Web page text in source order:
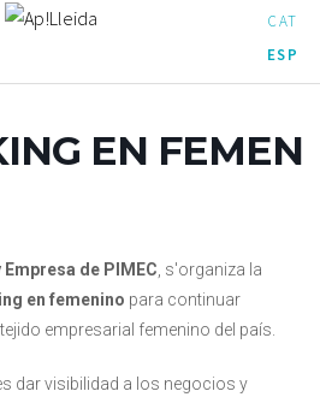
CAT
ESP
EN FEMEN
de PIMEC , s'organiza la
en femenino para continuar
empresarial femenino del país.
dar visibilidad a los negocios y